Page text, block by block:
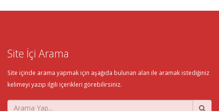
Site İçi Arama
Site içinde arama yapmak için aşağıda bulunan alan ile aramak istediğiniz
kelimeyi yazıp ilgili içerikleri görebilirsiniz.